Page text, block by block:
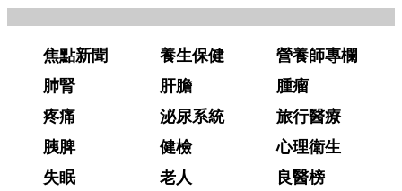
焦點新聞 養生保健
營養師專欄
肺腎
肝膽
腫瘤
疼痛
泌尿系統
旅行醫療
胰脾
健檢
心理衛生
失眠
老人
良醫榜